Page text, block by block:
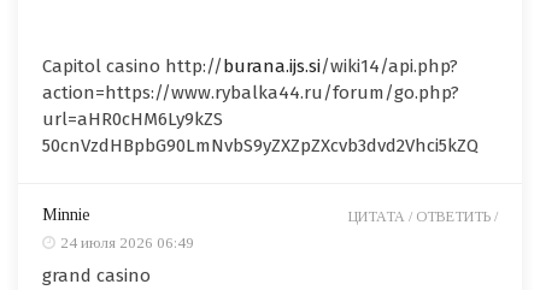
Capitol casino http://burana.ijs.si/wiki14/api.php?
action=https://www.rybalka44.ru/forum/go.php?
url=aHR0cHM6Ly9kZS
50cnVzdHBpbG90LmNvbS9yZXZpZXcvb3dvd2Vhci5kZQ
Minnie
24 июля 2026 06:49
grand casino
ЦИТАТА / ОТВЕТИТЬ /